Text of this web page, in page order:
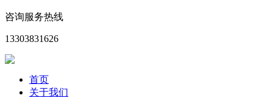
咨询服务热线
13303831626
首页
关于我们